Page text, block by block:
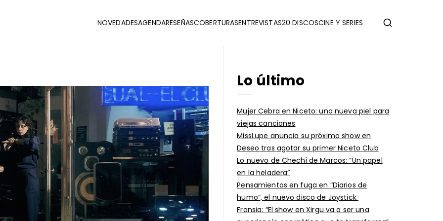
NOVEDADESAGENDARESEÑASCOBERTURASENTREVISTAS20 DISCOSCINE Y SERIES
Lo último
Mujer Cebra en Niceto: una nueva piel para
viejas canciones
MissLupe anuncia su próximo show en
Deseo tras agotar su primer Niceto Club
Lo nuevo de Chechi de Marcos: “Un papel
en la heladera”
Pensamientos en fuga en “Diarios de
humo”, el nuevo disco de Joystick
Fransia: “El show en Xirgu va a ser una